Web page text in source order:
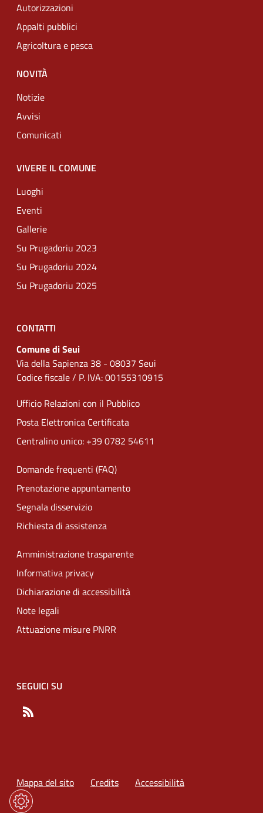
Autorizzazioni
Appalti pubblici
Agricoltura e pesca
NOVITÀ
Notizie
Avvisi
Comunicati
VIVERE IL COMUNE
Luoghi
Eventi
Gallerie
Su Prugadoriu 2023
Su Prugadoriu 2024
Su Prugadoriu 2025
CONTATTI
Comune di Seui
Via della Sapienza 38 - 08037 Seui
Codice fiscale / P. IVA: 00155310915
Ufficio Relazioni con il Pubblico
Posta Elettronica Certificata
Centralino unico: +39 0782 54611
Domande frequenti (FAQ)
Prenotazione appuntamento
Segnala disservizio
Richiesta di assistenza
Amministrazione trasparente
Informativa privacy
Dichiarazione di accessibilità
Note legali
Attuazione misure PNRR
SEGUICI SU
Mappa del sito Credits Accessibilità